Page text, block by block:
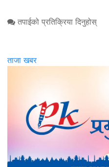
तपाईको प्रतिक्रिया दिनुहोस्
ताजा खबर